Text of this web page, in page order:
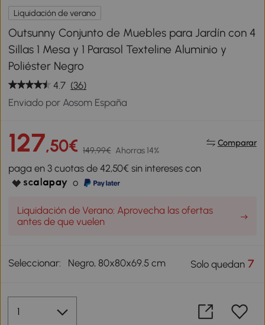
Liquidación de verano
Outsunny Conjunto de Muebles para Jardín con 4
Sillas 1 Mesa y 1 Parasol Texteline Aluminio y
Poliéster Negro
4.7 (36)
Enviado por Aosom España
127,50€ 149,99€ Ahorras 14%
Comparar
paga en 3 cuotas de 42,50€ sin intereses con
o
Liquidación de Verano: Aprovecha las ofertas
antes de que vuelen
Seleccionar: Negro, 80x80x69.5 cm Solo quedan7